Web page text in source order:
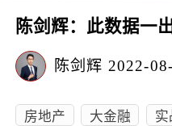
陈剑辉：此数据一
陈剑辉 2022-
房地产 大金融